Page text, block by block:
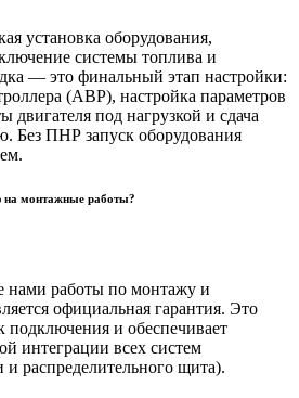
установка оборудования,
системы топлива и
— это финальный этап настройки:
(АВР), настройка параметров
двигателя под нагрузкой и сдача
Без ПНР запуск оборудования
на монтажные работы?
нами работы по монтажу и
официальная гарантия. Это
подключения и обеспечивает
интеграции всех систем
и распределительного щита).